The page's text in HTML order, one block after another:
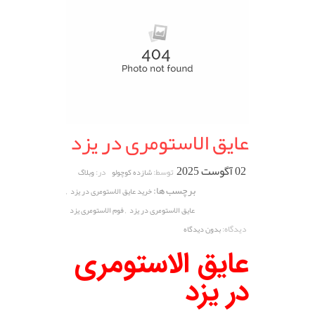
عایق الاستومری در یزد
02 آگوست 2025 توسط:شازده کوچولو در:وبلاگ
برچسب ها:خرید عایق الاستومری در یزد ,
عایق الاستومری در یزد ,فوم الاستومری یزد
دیدگاه:بدون دیدگاه
عایق الاستومری
در یزد